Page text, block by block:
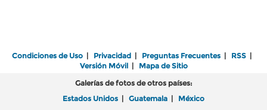
Condiciones de Uso | Privacidad | Preguntas Frecuentes | RSS |
Versión Móvil| Mapa de Sitio
Galerías de fotos de otros países:
Estados Unidos | Guatemala | México